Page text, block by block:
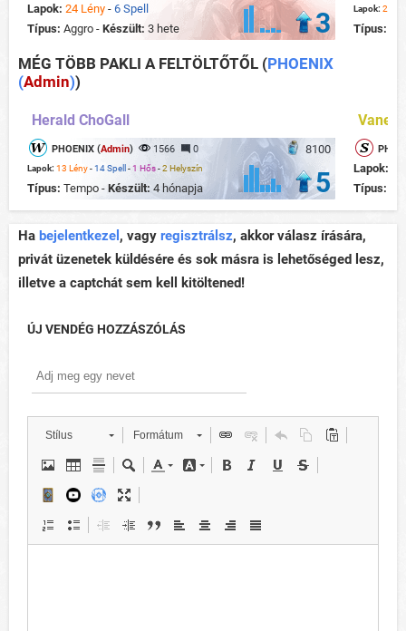
Lapok: 24 Lény - 6 Spell
Típus: Aggro - Készült: 3 hete 3 Lapok: 22
Típus:
MÉG TÖBB PAKLI A FELTÖLTŐTŐL (PHOENIX
(Admin))
Herald ChoGall
8100
PHOENIX (Admin) 1566 0
Lapok: 13 Lény-14 Spell -1 Hős-2 Helyszín
Típus: Tempo - Készült: 4 hónapja 5 Lapok:
Típus:
Ha bejelentkezel , vagy regisztrálsz, akkor válasz írására,
privát üzenetek küldésére és sok másra is lehetőséged lesz,
illetve a captchát sem kell kitöltened!
ÚJ VENDÉG HOZZÁSZÓLÁS
Stílus Formátum